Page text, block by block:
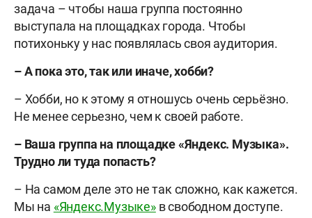
задача – чтобы наша группа постоянно
выступала на площадках города. Чтобы
потихоньку у нас появлялась своя аудитория.
– А пока это, так или иначе, хобби?
– Хобби, но к этому я отношусь очень серьёзно.
Не менее серьезно, чем к своей работе.
– Ваша группа на площадке «Яндекс. Музыка».
Трудно ли туда попасть?
– На самом деле это не так сложно, как кажется.
Мы на «Яндекс.Музыке»в свободном доступе.